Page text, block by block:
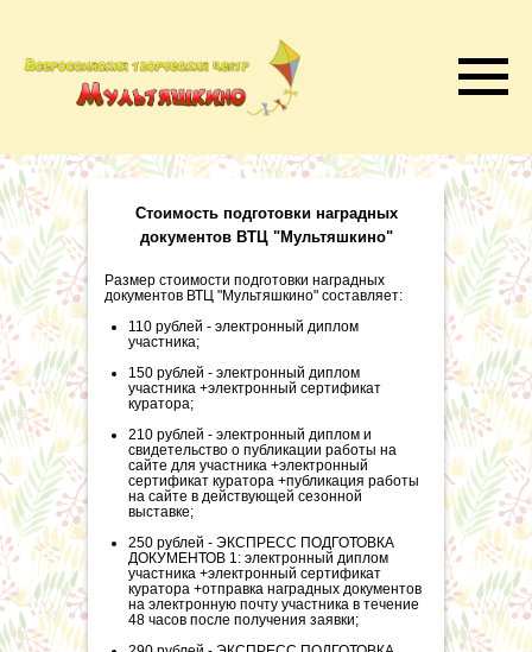
Размер стоимости подготовки наградных
документов ВТЦ "Мультяшкино" составляет:
110 рублей - электронный диплом
участника;
150 рублей - электронный диплом
участника +электронный сертификат
куратора;
210 рублей - электронный диплом и
свидетельство о публикации работы на
сайте для участника +электронный
сертификат куратора +публикация работы
на сайте в действующей сезонной
выставке;
250 рублей - ЭКСПРЕСС ПОДГОТОВКА
ДОКУМЕНТОВ 1: электронный диплом
участника +электронный сертификат
куратора +отправка наградных документов
на электронную почту участника в течение
48 часов после получения заявки;
Стоимость подготовки наградных
документов ВТЦ "Мультяшкино"